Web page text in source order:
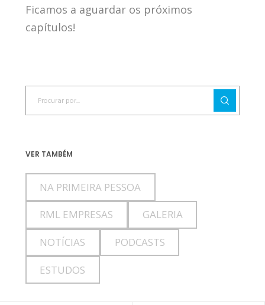
Ficamos a aguardar os próximos
capítulos!
VER TAMBÉM
NA PRIMEIRA PESSOA
RML EMPRESAS GALERIA
NOTÍCIAS PODCASTS
ESTUDOS